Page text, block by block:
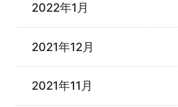
2022年1月
2021年12月
2021年11月